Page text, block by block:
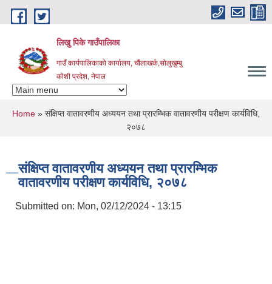
Skip to main content
लिखु पिके गाउँपालिका
गाउँ कार्यपालिकाको कार्यालय, चौंलाखर्क,सोलुखुम्बु
कोशी प्रदेश, नेपाल
You are here
Home » संक्षिप्त वातावरणीय अध्ययन तथा प्रारम्भिक वातावरणीय परीक्षण कार्यविधि,
२०७८
संक्षिप्त वातावरणीय अध्ययन तथा प्रारम्भिक
वातावरणीय परीक्षण कार्यविधि, २०७८
Submitted on: Mon, 02/12/2024 - 13:15